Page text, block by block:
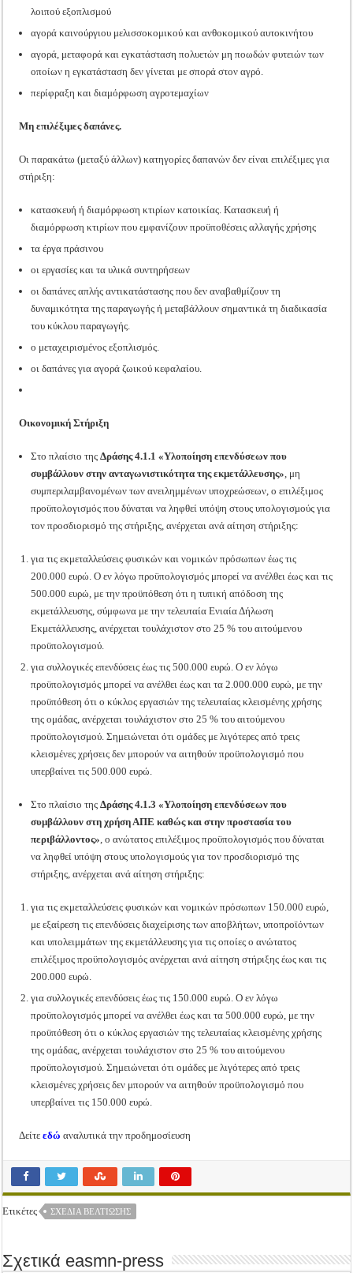
λοιπού εξοπλισμού
αγορά καινούργιου μελισσοκομικού και ανθοκομικού αυτοκινήτου
αγορά, μεταφορά και εγκατάσταση πολυετών μη ποωδών φυτειών των
οποίων η εγκατάσταση δεν γίνεται με σπορά στον αγρό.
περίφραξη και διαμόρφωση αγροτεμαχίων
Μη επιλέξιμες δαπάνες.
Οι παρακάτω (μεταξύ άλλων) κατηγορίες δαπανών δεν είναι επιλέξιμες για
στήριξη:
κατασκευή ή διαμόρφωση κτιρίων κατοικίας. Κατασκευή ή
διαμόρφωση κτιρίων που εμφανίζουν προϋποθέσεις αλλαγής χρήσης
τα έργα πράσινου
οι εργασίες και τα υλικά συντηρήσεων
οι δαπάνες απλής αντικατάστασης που δεν αναβαθμίζουν τη
δυναμικότητα της παραγωγής ή μεταβάλλουν σημαντικά τη διαδικασία
του κύκλου παραγωγής.
ο μεταχειρισμένος εξοπλισμός.
οι δαπάνες για αγορά ζωικού κεφαλαίου.
Οικονομική Στήριξη
Στο πλαίσιο τηςΔράσης 4.1.1 «Υλοποίηση επενδύσεων που
συμβάλλουν στην ανταγωνιστικότητα της εκμετάλλευσης», μη
συμπεριλαμβανομένων των ανειλημμένων υποχρεώσεων, ο επιλέξιμος
προϋπολογισμός που δύναται να ληφθεί υπόψη στους υπολογισμούς για
τον προσδιορισμό της στήριξης, ανέρχεται ανά αίτηση στήριξης:
για τις εκμεταλλεύσεις φυσικών και νομικών πρόσωπων έως τις
200.000 ευρώ. Ο εν λόγω προϋπολογισμός μπορεί να ανέλθει έως και τις
500.000 ευρώ, με την προϋπόθεση ότι η τυπική απόδοση της
εκμετάλλευσης, σύμφωνα με την τελευταία Ενιαία Δήλωση
Εκμετάλλευσης, ανέρχεται τουλάχιστον στο 25 % του αιτούμενου
προϋπολογισμού.
για συλλογικές επενδύσεις έως τις 500.000 ευρώ. Ο εν λόγω
προϋπολογισμός μπορεί να ανέλθει έως και τα 2.000.000 ευρώ, με την
προϋπόθεση ότι ο κύκλος εργασιών της τελευταίας κλεισμένης χρήσης
της ομάδας, ανέρχεται τουλάχιστον στο 25 % του αιτούμενου
προϋπολογισμού. Σημειώνεται ότι ομάδες με λιγότερες από τρεις
κλεισμένες χρήσεις δεν μπορούν να αιτηθούν προϋπολογισμό που
υπερβαίνει τις 500.000 ευρώ.
Στο πλαίσιο τηςΔράσης 4.1.3 «Υλοποίηση επενδύσεων που
συμβάλλουν στη χρήση ΑΠΕ καθώς και στην προστασία του
περιβάλλοντος», ο ανώτατος επιλέξιμος προϋπολογισμός που δύναται
να ληφθεί υπόψη στους υπολογισμούς για τον προσδιορισμό της
στήριξης, ανέρχεται ανά αίτηση στήριξης:
για τις εκμεταλλεύσεις φυσικών και νομικών πρόσωπων 150.000 ευρώ,
με εξαίρεση τις επενδύσεις διαχείρισης των αποβλήτων, υποπροϊόντων
και υπολειμμάτων της εκμετάλλευσης για τις οποίες ο ανώτατος
επιλέξιμος προϋπολογισμός ανέρχεται ανά αίτηση στήριξης έως και τις
200.000 ευρώ.
για συλλογικές επενδύσεις έως τις 150.000 ευρώ. Ο εν λόγω
προϋπολογισμός μπορεί να ανέλθει έως και τα 500.000 ευρώ, με την
προϋπόθεση ότι ο κύκλος εργασιών της τελευταίας κλεισμένης χρήσης
της ομάδας, ανέρχεται τουλάχιστον στο 25 % του αιτούμενου
προϋπολογισμού. Σημειώνεται ότι ομάδες με λιγότερες από τρεις
κλεισμένες χρήσεις δεν μπορούν να αιτηθούν προϋπολογισμό που
υπερβαίνει τις 150.000 ευρώ.
Δείτεεδώ αναλυτικά την προδημοσίευση
Ετικέτες ΣΧΈΔΙΑ ΒΕΛΤΊΩΣΗΣ
Σχετικά easmn-press